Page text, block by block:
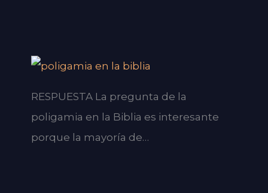
RESPUESTA La pregunta de la
poligamia en la Biblia es interesante
porque la mayoría de…